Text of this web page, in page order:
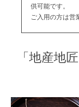
供可能です。
ご入用の方は営
「地産地